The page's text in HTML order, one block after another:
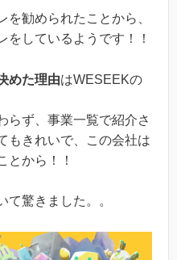
勧められたことから、
をしているようです！！
めた理由はWESEEKの
らず、事業一覧で紹介さ
もきれいで、この会社は
とから！！
て驚きました。。